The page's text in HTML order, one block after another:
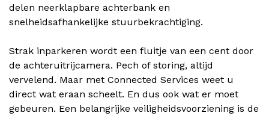
delen neerklapbare achterbank en
snelheidsafhankelijke stuurbekrachtiging.
Strak inparkeren wordt een fluitje van een cent door
de achteruitrijcamera. Pech of storing, altijd
vervelend. Maar met Connected Services weet u
direct wat eraan scheelt. En dus ook wat er moet
gebeuren. Een belangrijke veiligheidsvoorziening is de